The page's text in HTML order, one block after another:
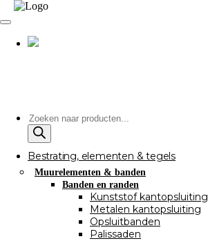
Producten
zoeken
Bestrating, elementen & tegels
Muurelementen & banden
Banden en randen
Kunststof kantopsluiting
Metalen kantopsluiting
Opsluitbanden
Palissaden